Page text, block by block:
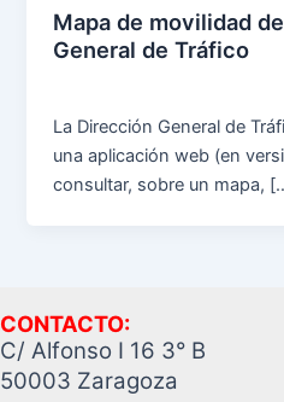
Mapa de movilidad
General de Tráfico
La Dirección General de
una aplicación web (en
consultar, sobre un mapa,
CONTACTO:
C/ Alfonso I 16 3° B
50003 Zaragoza